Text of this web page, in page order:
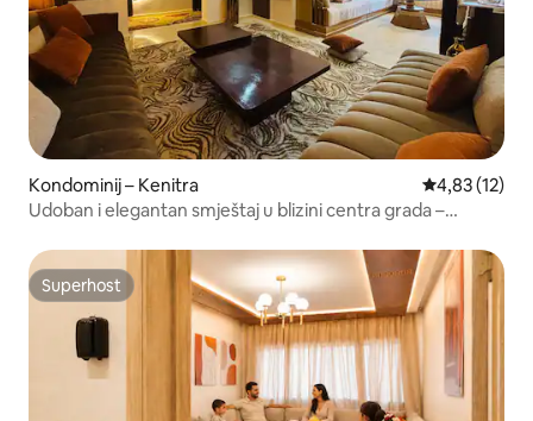
Kondominij – Kenitra Prosječna
4,83 (12)
Udoban i elegantan smještaj u blizini centra grada –
Superhost
Superhost